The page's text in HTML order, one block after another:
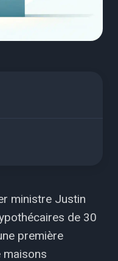
ministre Justin
de 30
première
maisons